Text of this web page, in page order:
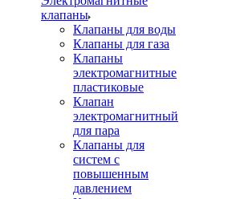
клапаны
Клапаны для воды
Клапаны для газа
Клапаны
электромагнитные
пластиковые
Клапан
электромагнитный
для пара
Клапаны для
систем с
повышенным
давлением